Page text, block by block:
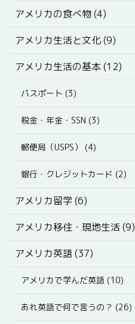
アメリカの食べ物 (4)
アメリカ生活と文化 (9)
アメリカ生活の基本 (12)
パスポート (3)
税金・年金・SSN (3)
郵便局（USPS） (4)
銀行・クレジットカード (2)
アメリカ留学 (6)
アメリカ移住・現地生活 (9)
アメリカ英語 (37)
アメリカで学んだ英語 (10)
あれ英語で何で言うの？ (26)